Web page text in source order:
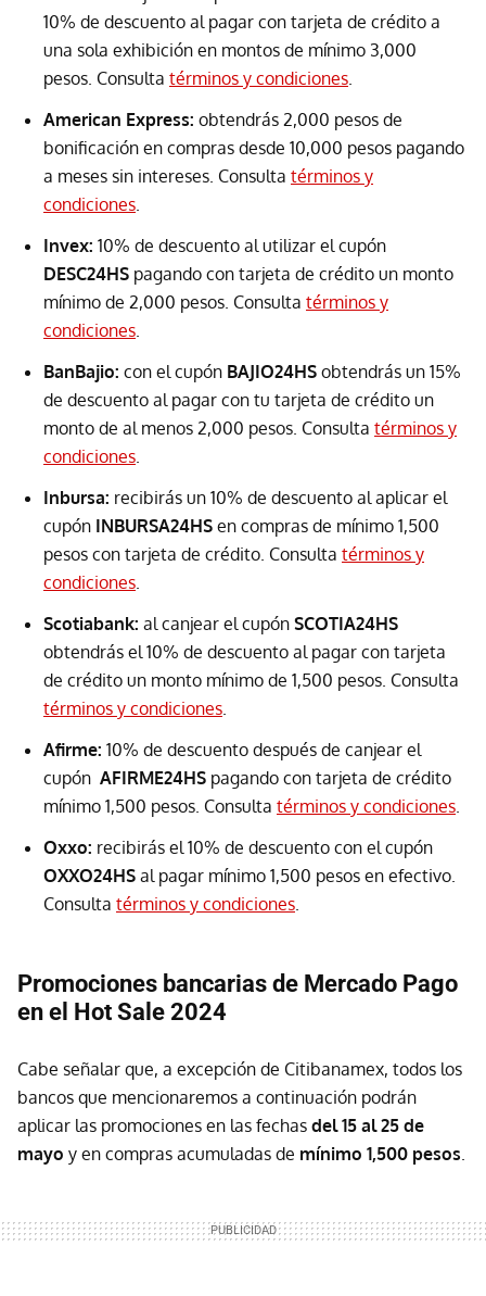
10% de descuento al pagar con tarjeta de crédito a
una sola exhibición en montos de mínimo 3,000
pesos. Consulta términos y condiciones.
American Express: obtendrás 2,000 pesos de
bonificación en compras desde 10,000 pesos pagando
a meses sin intereses. Consulta términos y
condiciones.
Invex: 10% de descuento al utilizar el cupón
DESC24HS pagando con tarjeta de crédito un monto
mínimo de 2,000 pesos. Consulta términos y
condiciones.
BanBajio: con el cupón BAJIO24HS obtendrás un 15%
de descuento al pagar con tu tarjeta de crédito un
monto de al menos 2,000 pesos. Consulta términos y
condiciones.
Inbursa: recibirás un 10% de descuento al aplicar el
cupón INBURSA24HS en compras de mínimo 1,500
pesos con tarjeta de crédito. Consulta términos y
condiciones.
Scotiabank: al canjear el cupón SCOTIA24HS
obtendrás el 10% de descuento al pagar con tarjeta
de crédito un monto mínimo de 1,500 pesos. Consulta
términos y condiciones.
Afirme: 10% de descuento después de canjear el
cupón AFIRME24HS pagando con tarjeta de crédito
mínimo 1,500 pesos. Consulta términos y condiciones.
Oxxo: recibirás el 10% de descuento con el cupón
OXXO24HS al pagar mínimo 1,500 pesos en efectivo.
Consulta términos y condiciones.
Promociones bancarias de Mercado Pago
en el Hot Sale 2024
Cabe señalar que, a excepción de Citibanamex, todos los
bancos que mencionaremos a continuación podrán
aplicar las promociones en las fechas del 15 al 25 de
mayo y en compras acumuladas de mínimo 1,500 pesos.